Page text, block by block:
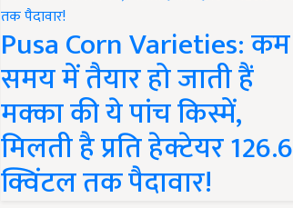
Pusa Corn Varieties: कम
समय में तैयार हो जाती हैं
मक्का की ये पांच किस्में,
मिलती है प्रति हेक्टेयर 126.6
क्विंटल तक पैदावार!